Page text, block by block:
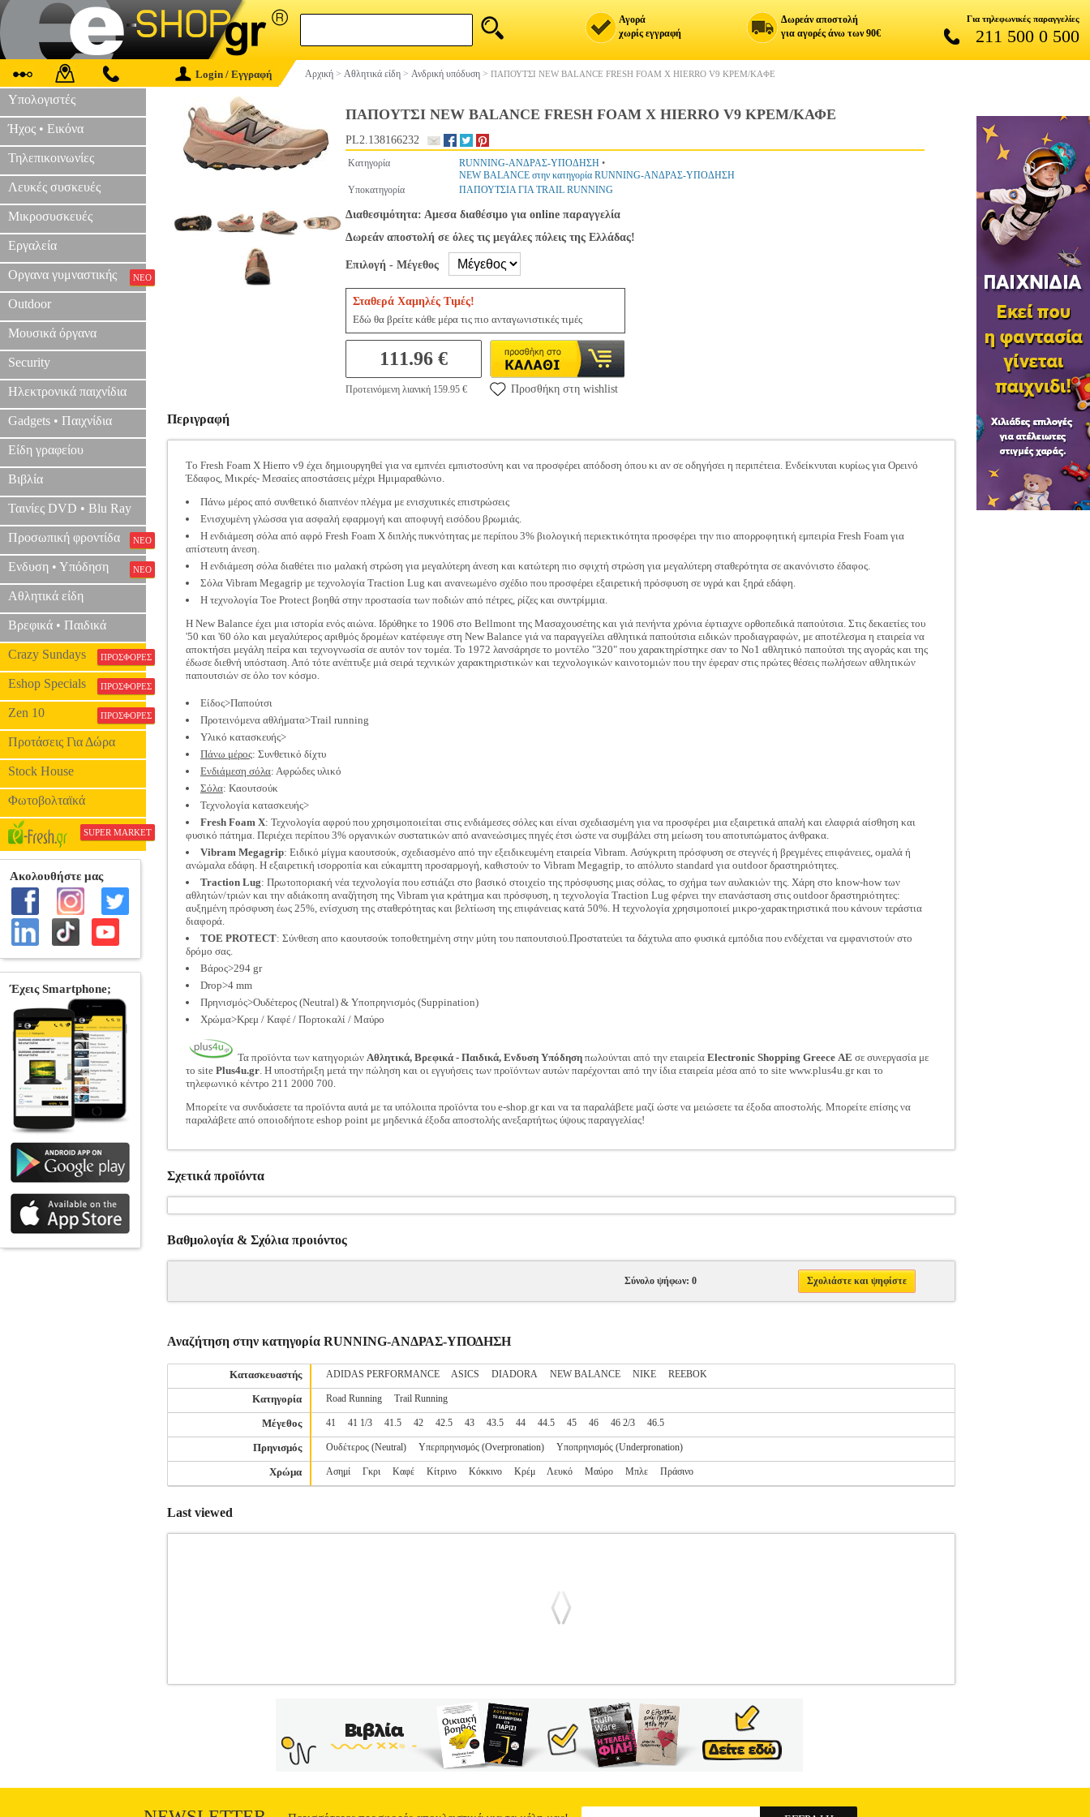
Αγορά
χωρίς εγγραφή
Δωρεάν αποστολή
για αγορές άνω των 90€
Για τηλεφωνικές παραγγελίες
211 500 0 500
Login / Εγγραφή Αρχική > Αθλητικά είδη > Ανδρική υπόδυση > ΠΑΠΟΥΤΣΙ NEW BALANCE FRESH FOAM X HIERRO V9 ΚΡΕΜ/ΚΑΦΕ
Υπολογιστές
Ήχος • Εικόνα
Τηλεπικοινωνίες
Λευκές συσκευές
Μικροσυσκευές
Εργαλεία
Οργανα γυμναστικής ΝΕΟ
Outdoor
Μουσικά όργανα
Security
Ηλεκτρονικά παιχνίδια
Gadgets • Παιχνίδια
Είδη γραφείου
Βιβλία
Ταινίες DVD • Blu Ray
Προσωπική φροντίδα ΝΕΟ
Ενδυση • Υπόδηση ΝΕΟ
Αθλητικά είδη
Βρεφικά • Παιδικά
Crazy Sundays ΠΡΟΣΦΟΡΕΣ
Eshop Specials ΠΡΟΣΦΟΡΕΣ
Zen 10 ΠΡΟΣΦΟΡΕΣ
Προτάσεις Για Δώρα
Stock House
Φωτοβολταϊκά
SUPER MARKET
ΠΑΠΟΥΤΣΙ NEW BALANCE FRESH FOAM X HIERRO V9 ΚΡΕΜ/ΚΑΦΕ
PL2.138166232
Κατηγορία RUNNING-ΑΝΔΡΑΣ-ΥΠΟΔΗΣΗ •
NEW BALANCE στην κατηγορία RUNNING-ΑΝΔΡΑΣ-ΥΠΟΔΗΣΗ
Υποκατηγορία
ΠΑΠΟΥΤΣΙΑ ΓΙΑ TRAIL RUNNING
Διαθεσιμότητα: Αμεσα διαθέσιμο για online παραγγελία
Δωρεάν αποστολή σε όλες τις μεγάλες πόλεις της Ελλάδας!
Επιλογή - Μέγεθος
Σταθερά Χαμηλές Τιμές!
Εδώ θα βρείτε κάθε μέρα τις πιο ανταγωνιστικές τιμές
111.96 €
Προτεινόμενη λιανική 159.95 € Προσθήκη στη wishlist
Περιγραφή
Tο Fresh Foam X Hierro v9 έχει δημιουργηθεί για να εμπνέει εμπιστοσύνη και να προσφέρει απόδοση όπου κι αν σε οδηγήσει η περιπέτεια. Ενδείκνυται κυρίως για Oρεινό
Έδαφος, Μικρές- Μεσαίες αποστάσεις μέχρι Ημιμαραθώνιο.
Πάνω μέρος από συνθετικό διαπνέον πλέγμα με ενισχυτικές επιστρώσεις
Ενισχυμένη γλώσσα για ασφαλή εφαρμογή και αποφυγή εισόδου βρωμιάς.
Η ενδιάμεση σόλα από αφρό Fresh Foam X διπλής πυκνότητας με περίπου 3% βιολογική περιεκτικότητα προσφέρει την πιο απορροφητική εμπειρία Fresh Foam για
απίστευτη άνεση.
Η ενδιάμεση σόλα διαθέτει πιο μαλακή στρώση για μεγαλύτερη άνεση και κατώτερη πιο σφιχτή στρώση για μεγαλύτερη σταθερότητα σε ακανόνιστο έδαφος.
Σόλα Vibram Megagrip με τεχνολογία Traction Lug και ανανεωμένο σχέδιο που προσφέρει εξαιρετική πρόσφυση σε υγρά και ξηρά εδάφη.
Η τεχνολογία Toe Protect βοηθά στην προστασία των ποδιών από πέτρες, ρίζες και συντρίμμια.
H Νew Balance έχει μια ιστορία ενός αιώνα. Ιδρύθηκε το 1906 στο Bellmont της Μασαχουσέτης και γιά πενήντα χρόνια έφτιαχνε ορθοπεδικά παπούτσια. Στις δεκαετίες του
'50 και '60 όλο και μεγαλύτερος αριθμός δρομέων κατέφευγε στη New Balance γιά να παραγγείλει αθλητικά παπούτσια ειδικών προδιαγραφών, με αποτέλεσμα η εταιρεία να
αποκτήσει μεγάλη πείρα και τεχνογνωσία σε αυτόν τον τομέα. Το 1972 λανσάρησε το μοντέλο "320" που χαρακτηρίστηκε σαν το Νο1 αθλητικό παπούτσι της αγοράς και της
έδωσε διεθνή υπόσταση. Από τότε ανέπτυξε μιά σειρά τεχνικών χαρακτηριστικών και τεχνολογικών καινοτομιών που την έφεραν στις πρώτες θέσεις πωλήσεων αθλητικών
παπουτσιών σε όλο τον κόσμο.
Είδος>Παπούτσι
Προτεινόμενα αθλήματα>Trail running
Υλικό κατασκευής>
Πάνω μέρος: Συνθετικό δίχτυ
Ενδιάμεση σόλα: Αφρώδες υλικό
Σόλα: Καουτσούκ
Τεχνολογία κατασκευής>
Fresh Foam Χ: Τεχνολογία αφρού που χρησιμοποιείται στις ενδιάμεσες σόλες και είναι σχεδιασμένη για να προσφέρει μια εξαιρετικά απαλή και ελαφριά αίσθηση και
φυσικό πάτημα. Περιέχει περίπου 3% οργανικών συστατικών από ανανεώσιμες πηγές έτσι ώστε να συμβάλει στη μείωση του αποτυπώματος άνθρακα.
Vibram Megagrip: Ειδικό μίγμα καουτσούκ, σχεδιασμένο από την εξειδικευμένη εταιρεία Vibram. Ασύγκριτη πρόσφυση σε στεγνές ή βρεγμένες επιφάνειες, ομαλά ή
ανώμαλα εδάφη. Η εξαιρετική ισορροπία και εύκαμπτη προσαρμογή, καθιστούν το Vibram Megagrip, το απόλυτο standard για outdoor δραστηριότητες.
Traction Lug: Πρωτοποριακή νέα τεχνολογία που εστιάζει στο βασικό στοιχείο της πρόσφυσης μιας σόλας, το σχήμα των αυλακιών της. Χάρη στο know-how των
αθλητών/τριών και την αδιάκοπη αναζήτηση της Vibram για κράτημα και πρόσφυση, η τεχνολογία Traction Lug φέρνει την επανάσταση στις outdoor δραστηριότητες:
αυξημένη πρόσφυση έως 25%, ενίσχυση της σταθερότητας και βελτίωση της επιφάνειας κατά 50%. Η τεχνολογία χρησιμοποιεί μικρο-χαρακτηριστικά που κάνουν τεράστια
διαφορά.
TOE PROTECT: Σύνθεση απο καουτσούκ τοποθετημένη στην μύτη του παπουτσιού.Προστατεύει τα δάχτυλα απο φυσικά εμπόδια που ενδέχεται να εμφανιστούν στο
δρόμο σας.
Βάρος>294 gr
Drop>4 mm
Πρηνισμός>Ουδέτερος (Neutral) & Υποπρηνισμός (Suppination)
Χρώμα>Κρεμ / Καφέ / Πορτοκαλί / Μαύρο
Τα προϊόντα των κατηγοριών Αθλητικά, Βρεφικά - Παιδικά, Ενδυση Υπόδηση πωλούνται από την εταιρεία Electronic Shopping Greece ΑΕ σε συνεργασία με
το site Plus4u.gr. Η υποστήριξη μετά την πώληση και οι εγγυήσεις των προϊόντων αυτών παρέχονται από την ίδια εταιρεία μέσα από το site www.plus4u.gr και το
τηλεφωνικό κέντρο 211 2000 700.
Μπορείτε να συνδυάσετε τα προϊόντα αυτά με τα υπόλοιπα προϊόντα του e-shop.gr και να τα παραλάβετε μαζί ώστε να μειώσετε τα έξοδα αποστολής. Μπορείτε επίσης να
παραλάβετε από οποιοδήποτε eshop point με μηδενικά έξοδα αποστολής ανεξαρτήτως ύψους παραγγελίας!
Σχετικά προϊόντα
Βαθμολογία & Σχόλια προιόντος
Σύνολο ψήφων: 0 Σχολιάστε και ψηφίστε
Αναζήτηση στην κατηγορία RUNNING-ΑΝΔΡΑΣ-ΥΠΟΔΗΣΗ
Κατασκευαστής ADIDAS PERFORMANCE ASICS DIADORA NEW BALANCE NIKE REEBOK
Κατηγορία Road Running Trail Running
Μέγεθος 41 41 1/3 41.5 42 42.5 43 43.5 44 44.5 45 46 46 2/3 46.5
Πρηνισμός Ουδέτερος (Neutral) Υπερπρηνισμός (Overpronation) Υποπρηνισμός (Underpronation)
Χρώμα Ασημί Γκρι Καφέ Κίτρινο Κόκκινο Κρέμ Λευκό Μαύρο Μπλε Πράσινο
Last viewed
Κατηγορία: RUNNING-ΑΝΔΡΑΣ-ΥΠΟΔΗΣΗ •NEW BALANCE στην κατηγορία RUNNING-ΑΝΔΡΑΣ-ΥΠΟΔΗΣΗ Tο
Fresh Foam X Hierro v9 έχει δημιουργηθεί για να εμπνέει εμπιστοσύνη και να προσφέρει απόδοση όπου κι αν σε οδηγήσει η περιπέτεια. Ενδείκνυται κυρίως
για Oρεινό Έδαφος, Μικρές- Μεσαίες αποστάσεις μέχρι Ημιμαραθώνιο. • Πάνω μέρος από συνθετικό διαπνέον πλέγμα με ενισχυτικές επιστρώσεις•
Ενισχυμένη γλώσσα για ασφαλή εφαρμογή και αποφυγή εισόδου βρωμιάς.• Η ενδιάμεση σόλα από αφρό Fresh Foam X διπλής πυκνότητας με περίπου 3%
βιολογική περιεκτικότητα προσφέρει την πιο απορροφητική εμπειρία Fresh Foam για απίστευτη άνεση.• Η ενδιάμεση σόλα διαθέτει πιο μαλακή στρώση για
πέτρες, ρίζες και συντρίμμια. H Νew Balance έχει μια ιστορία ενός αιώνα. Ιδρύθηκε το 1906 στο Bellmont της Μασαχουσέτης και γιά πενήντα χρόνια έφτιαχνε